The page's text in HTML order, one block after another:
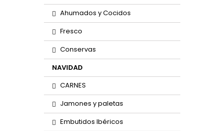
Ahumados y Cocidos
Fresco
Conservas
NAVIDAD
CARNES
Jamones y paletas
Embutidos Ibéricos